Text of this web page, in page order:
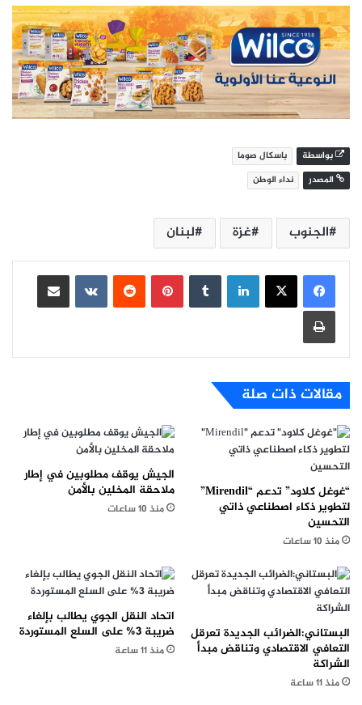
بواسطة
باسكال صوما
المصدر
نداء الوطن
الجنوب غزة لبنان
لينكدإن بينتيريست
مشاركة عبر البريد
طباعة
مقالات ذات صلة
“غوغل كلاود” تدعم “Mirendil”
لتطوير ذكاء اصطناعي ذاتي
التحسين
منذ 10 ساعات
الجيش يوقف مطلوبين في إطار
ملاحقة المخلين بالأمن
منذ 10 ساعات
البستاني:الضرائب الجديدة تعرقل
التعافي الاقتصادي وتناقض مبدأ
الشراكة
منذ 11 ساعة
اتحاد النقل الجوي يطالب بإلغاء
ضريبة 3% على السلع المستوردة
منذ 11 ساعة